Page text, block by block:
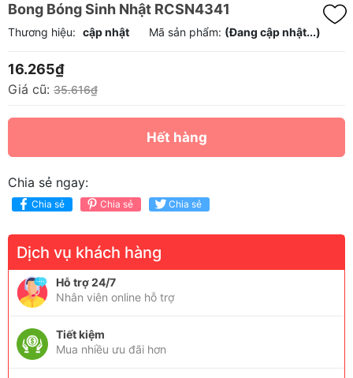
Bong Bóng Sinh Nhật RCSN4341
Thương hiệu: cập nhật Mã sản phẩm: (Đang cập nhật...)
16.265₫
Giá cũ: 35.616₫
Hết hàng
Chia sẻ ngay:
Chia sẻ Chia sẻ Chia sẻ
Dịch vụ khách hàng
Hỗ trợ 24/7
Nhân viên online hỗ trợ
Tiết kiệm
Mua nhiều ưu đãi hơn